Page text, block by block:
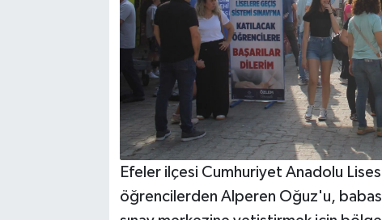
Efeler ilçesi Cumhuriyet Anadolu
öğrencilerden Alperen Oğuz'u,